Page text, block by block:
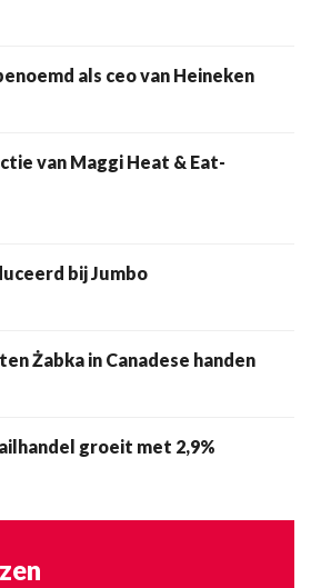
als ceo van Heineken
van Maggi Heat & Eat-
bij Jumbo
Żabka in Canadese handen
groeit met 2,9%